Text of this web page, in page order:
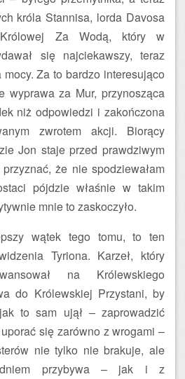
króla Stannisa, lorda Davosa
Za Wodą, który w
się najciekawszy, teraz
Za to bardzo interesująco
wyprawa za Mur, przynosząca
niż odpowiedzi i zakończona
zwrotem akcji. Biorący
Jon staje przed prawdziwym
że nie spodziewałam
pójdzie właśnie w takim
mnie to zaskoczyło.
wątek tego tomu, to ten
Tyriona. Karzeł, który
na Królewskiego
do Królewskiej Przystani, by
to sam ujął – zaprowadzić
się zarówno z wrogami –
nie tylko nie brakuje, ale
przybywa – jak i z